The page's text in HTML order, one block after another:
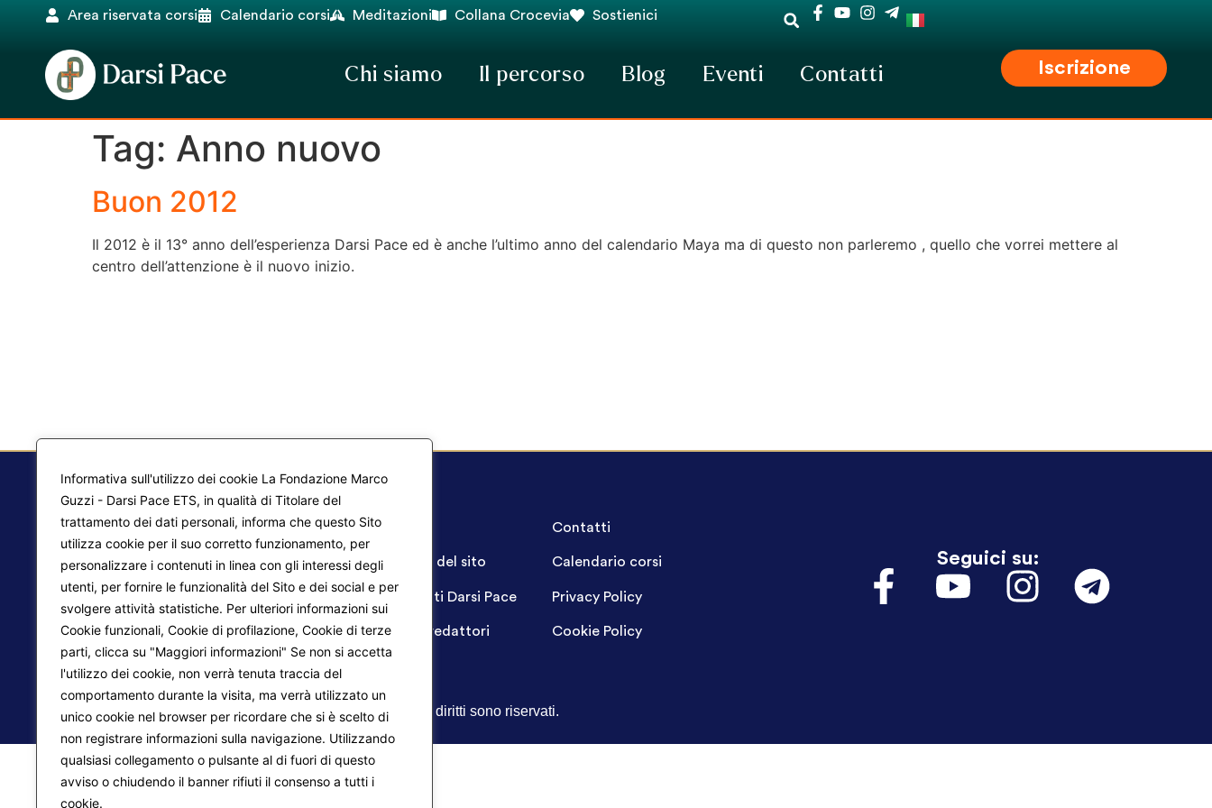
Informativa sull'utilizzo dei cookie La Fondazione Marco
Guzzi - Darsi Pace ETS, in qualità di Titolare del
trattamento dei dati personali, informa che questo Sito
utilizza cookie per il suo corretto funzionamento, per
personalizzare i contenuti in linea con gli interessi degli
utenti, per fornire le funzionalità del Sito e dei social e per
svolgere attività statistiche. Per ulteriori informazioni sui
Cookie funzionali, Cookie di profilazione, Cookie di terze
parti, clicca su "Maggiori informazioni" Se non si accetta
l'utilizzo dei cookie, non verrà tenuta traccia del
comportamento durante la visita, ma verrà utilizzato un
unico cookie nel browser per ricordare che si è scelto di
non registrare informazioni sulla navigazione. Utilizzando
qualsiasi collegamento o pulsante al di fuori di questo
avviso o chiudendo il banner rifiuti il consenso a tutti i
cookie.
Area riservata corsi Calendario corsi Meditazioni Collana Crocevia Sostienici
Chi siamo Il percorso Blog Eventi Contatti Iscrizione
Tag: Anno nuovo
Buon 2012
Il 2012 è il 13° anno dell’esperienza Darsi Pace ed è anche l’ultimo anno del calendario Maya ma di questo non parleremo , quello che vorrei mettere al
centro dell’attenzione è il nuovo inizio.
Liberazione interiore
Trasformazione del mondo
Mappa del sito
Progetti Darsi Pace
Login redattori
Contatti
Calendario corsi
Privacy Policy
Cookie Policy
Seguici su:
© 2026 Fondazione Marco Guzzi – Darsi Pace ETS . Tutti i diritti sono riservati.